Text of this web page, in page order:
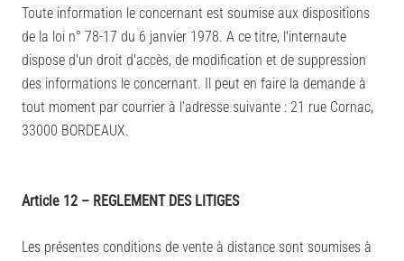
Toute information le concernant est soumise aux dispositions
de la loi n° 78-17 du 6 janvier 1978. A ce titre, l'internaute
dispose d'un droit d'accès, de modification et de suppression
des informations le concernant. Il peut en faire la demande à
tout moment par courrier à l’adresse suivante : 21 rue Cornac,
33000 BORDEAUX.
Article 12 – REGLEMENT DES LITIGES
Les présentes conditions de vente à distance sont soumises à